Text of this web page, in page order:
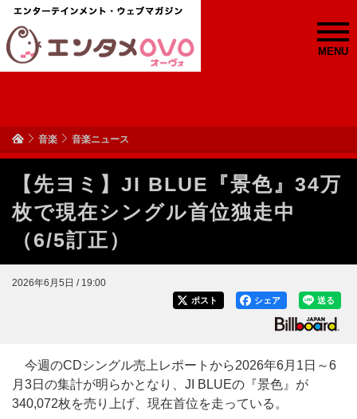
MENU
音楽 音楽ニュース
【先ヨミ】JI BLUE『景色』34万
枚で現在シングル首位独走中
（6/5訂正）
2026年6月5日 / 19:00
送る
シェア
ポスト
今週のCDシングル売上レポートから2026年6月1日～6
月3日の集計が明らかとなり、JI BLUEの『景色』が
340,072枚を売り上げ、現在首位を走っている。